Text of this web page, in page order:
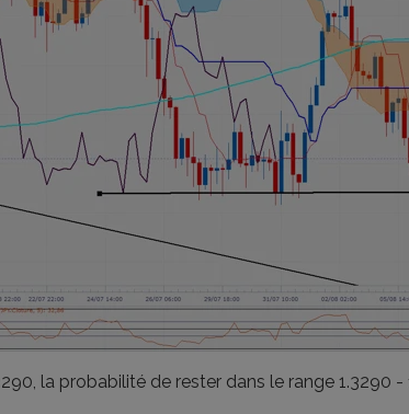
la probabilité de rester dans le range 1.3290